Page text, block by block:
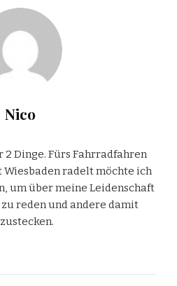
Nico
Dinge. Fürs Fahrradfahren
Wiesbaden radelt möchte ich
um über meine Leidenschaft
reden und andere damit